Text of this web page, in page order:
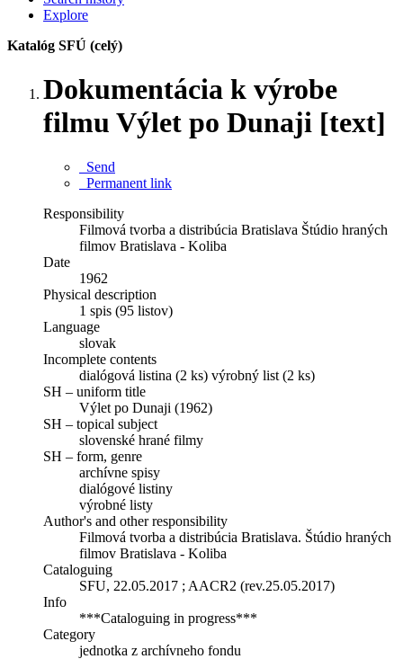
Explore
Katalóg SFÚ (celý)
Dokumentácia k výrobe
filmu Výlet po Dunaji [text]
Send
Permanent link
Responsibility
Filmová tvorba a distribúcia Bratislava Štúdio hraných
filmov Bratislava - Koliba
Date
1962
Physical description
1 spis (95 listov)
Language
slovak
Incomplete contents
dialógová listina (2 ks) výrobný list (2 ks)
SH – uniform title
Výlet po Dunaji (1962)
SH – topical subject
slovenské hrané filmy
SH – form, genre
archívne spisy
dialógové listiny
výrobné listy
Author's and other responsibility
Filmová tvorba a distribúcia Bratislava. Štúdio hraných
filmov Bratislava - Koliba
Cataloguing
SFU, 22.05.2017 ; AACR2 (rev.25.05.2017)
Info
***Cataloguing in progress***
Category
jednotka z archívneho fondu